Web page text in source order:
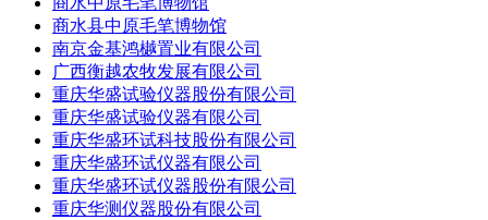
商水县中原毛笔博物馆
南京金基鸿樾置业有限公司
广西衡越农牧发展有限公司
重庆华盛试验仪器股份有限公司
重庆华盛试验仪器有限公司
重庆华盛环试科技股份有限公司
重庆华盛环试仪器有限公司
重庆华盛环试仪器股份有限公司
重庆华测仪器股份有限公司